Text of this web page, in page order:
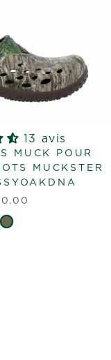
13 avis
MUCK POUR
MUCKSTER